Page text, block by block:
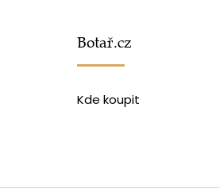
Botař.cz
Kde koupit